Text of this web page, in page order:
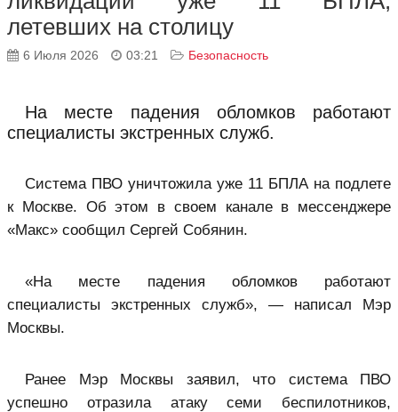
летевших на столицу
6 Июля 2026 03:21 Безопасность
На месте падения обломков работают
специалисты экстренных служб.
Система ПВО уничтожила уже 11 БПЛА на подлете
к Москве. Об этом в своем канале в мессенджере
«Макс» сообщил Сергей Собянин.
«На месте падения обломков работают
специалисты экстренных служб», — написал Мэр
Москвы.
Ранее Мэр Москвы заявил, что система ПВО
успешно отразила атаку семи беспилотников,